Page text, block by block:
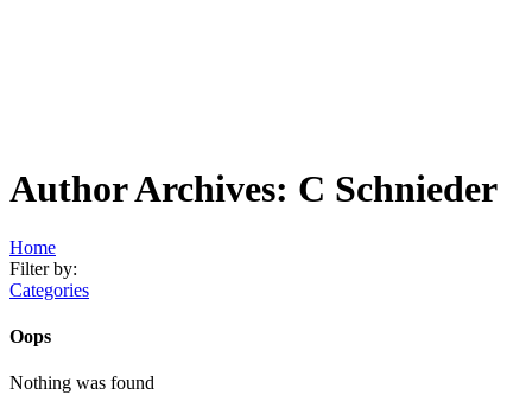
Author Archives: C Schnieder
Home
Filter by:
Categories
Oops
Nothing was found